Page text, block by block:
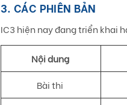
3. CÁC PHIÊN BẢN
IC3 hiện nay đang triển khai
Nội dung
Bài thi